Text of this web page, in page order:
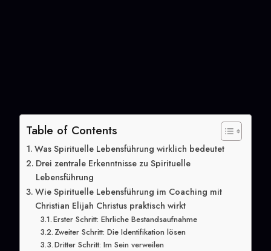
Table of Contents
Was Spirituelle Lebensführung wirklich bedeutet
Drei zentrale Erkenntnisse zu Spirituelle
Lebensführung
Wie Spirituelle Lebensführung im Coaching mit
Christian Elijah Christus praktisch wirkt
Erster Schritt: Ehrliche Bestandsaufnahme
Zweiter Schritt: Die Identifikation lösen
Dritter Schritt: Im Sein verweilen